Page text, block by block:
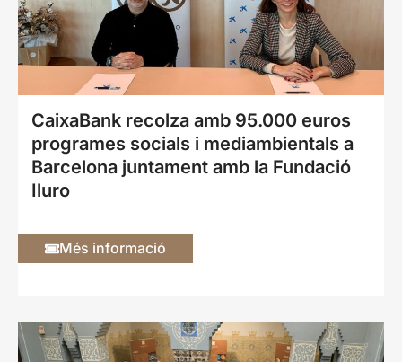
CaixaBank recolza amb 95.000 euros
programes socials i mediambientals a
Barcelona juntament amb la Fundació
Iluro
Més informació